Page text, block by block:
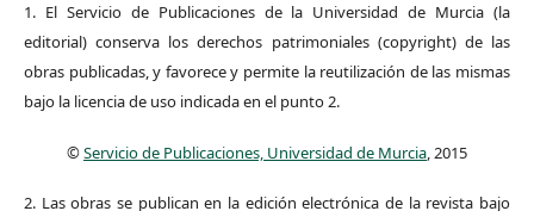
1. El Servicio de Publicaciones de la Universidad de Murcia (la
editorial) conserva los derechos patrimoniales (copyright) de las
obras publicadas, y favorece y permite la reutilización de las mismas
bajo la licencia de uso indicada en el punto 2.
©Servicio de Publicaciones, Universidad de Murcia, 2015
2. Las obras se publican en la edición electrónica de la revista bajo